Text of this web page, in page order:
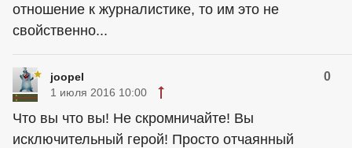
отношение к журналистике, то им это не
свойственно...
joopel 0
1 июля 2016 10:00
Что вы что вы! Не скромничайте! Вы
исключительный герой! Просто отчаянный